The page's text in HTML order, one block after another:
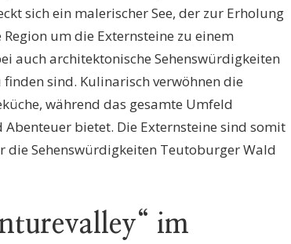
sich ein malerischer See, der zur Erholung
um die Externsteine zu einem
auch architektonische Sehenswürdigkeiten
sind. Kulinarisch verwöhnen die
während das gesamte Umfeld
bietet. Die Externsteine sind somit
die Sehenswürdigkeiten Teutoburger Wald
im